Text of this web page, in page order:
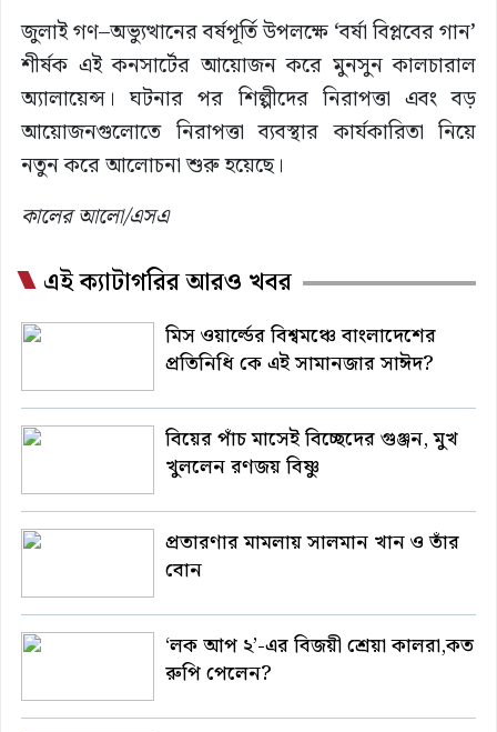
জুলাই গণ–অভ্যুত্থানের বর্ষপূর্তি উপলক্ষে ‘বর্ষা বিপ্লবের গান’
শীর্ষক এই কনসার্টের আয়োজন করে মুনসুন কালচারাল
অ্যালায়েন্স। ঘটনার পর শিল্পীদের নিরাপত্তা এবং বড়
আয়োজনগুলোতে নিরাপত্তা ব্যবস্থার কার্যকারিতা নিয়ে
নতুন করে আলোচনা শুরু হয়েছে।
কালের আলো/এসএ
এই ক্যাটাগরির আরও খবর
মিস ওয়ার্ল্ডের বিশ্বমঞ্চে বাংলাদেশের
প্রতিনিধি কে এই সামানজার সাঈদ?
বিয়ের পাঁচ মাসেই বিচ্ছেদের গুঞ্জন, মুখ
খুললেন রণজয় বিষ্ণু
প্রতারণার মামলায় সালমান খান ও তাঁর
বোন
‘লক আপ ২’-এর বিজয়ী শ্রেয়া কালরা,কত
রুপি পেলেন?